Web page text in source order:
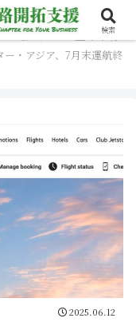
ニュース
シンガ
ー・アジア、7月末運航終
2025.06.12
検索